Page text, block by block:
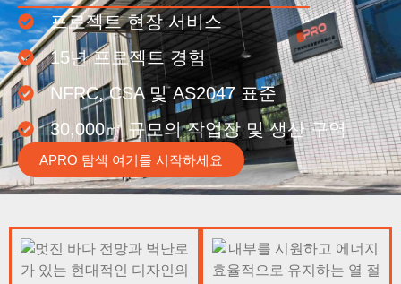
프로젝트 현장 서비스
15년 프로젝트 경험
NFRC, CSA 및 AS2047 표준
30,000㎡ 규모의 작업장 및 생산 구역
APRO 탐색 여기를 시작하세요